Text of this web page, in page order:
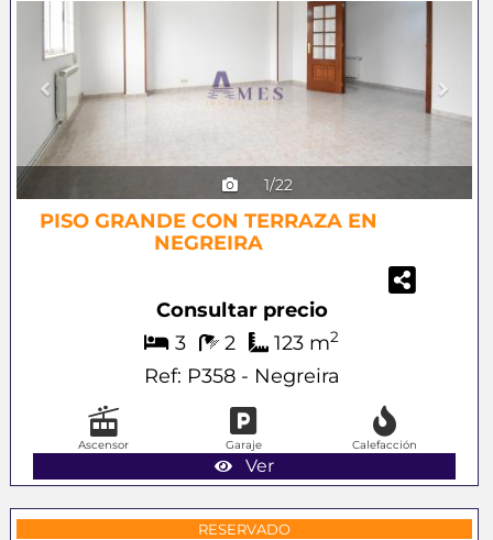
1/22
PISO GRANDE CON TERRAZA EN
NEGREIRA
Consultar precio
3
2 123 m2
Ref: P358 - Negreira
Ver
Ascensor Garaje Calefacción
RESERVADO